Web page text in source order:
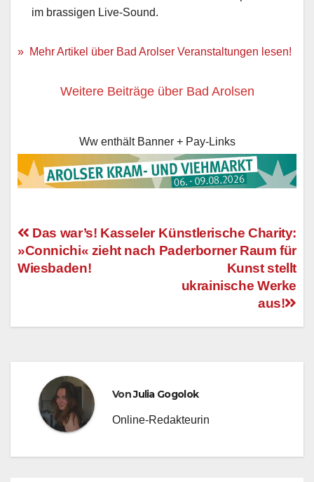
im brassigen Live-Sound.
» Mehr Artikel über Bad Arolser Veranstaltungen lesen!
Weitere Beiträge über Bad Arolsen
Ww enthält Banner + Pay-Links
Beitragsnavigation
Künstlerische Charity:
Paderborner Raum für
Kunst stellt
ukrainische Werke
aus!
Das war’s! Kasseler
»Connichi« zieht nach
Wiesbaden!
VonJulia Gogolok
Online-Redakteurin